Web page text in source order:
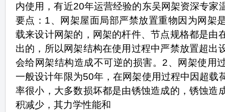
内使用，有近20年运营经验的东吴网架资深专家
要点：1、网架屋面局部严禁放置重物因为网架
载来设计网架的，网架的杆件、节点规格都是由
出的，所以网架结构在使用过程中严禁放置超出
会给网架结构造成不可逆的损害。2、网架使用
一般设计年限为50年，在网架使用过程中因超载
率很小，大多数损坏都是由锈蚀造成的，锈蚀造
积减少，其力学性能和